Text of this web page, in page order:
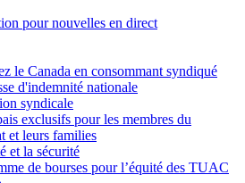
pour nouvelles en direct
le Canada en consommant syndiqué
d'indemnité nationale
syndicale
exclusifs pour les membres du
et leurs families
et la sécurité
de bourses pour l’équité des TUAC